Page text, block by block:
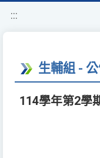
:::
生輔組 -
114學年第2學